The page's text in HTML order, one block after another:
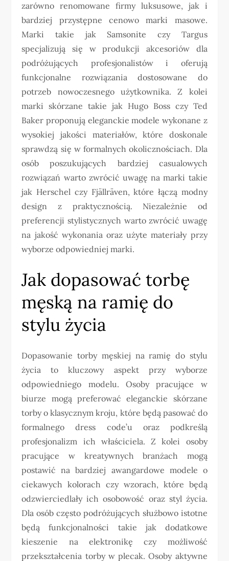
zarówno renomowane firmy luksusowe, jak i
bardziej przystępne cenowo marki masowe.
Marki takie jak Samsonite czy Targus
specjalizują się w produkcji akcesoriów dla
podróżujących profesjonalistów i oferują
funkcjonalne rozwiązania dostosowane do
potrzeb nowoczesnego użytkownika. Z kolei
marki skórzane takie jak Hugo Boss czy Ted
Baker proponują eleganckie modele wykonane z
wysokiej jakości materiałów, które doskonale
sprawdzą się w formalnych okolicznościach. Dla
osób poszukujących bardziej casualowych
rozwiązań warto zwrócić uwagę na marki takie
jak Herschel czy Fjällräven, które łączą modny
design z praktycznością. Niezależnie od
preferencji stylistycznych warto zwrócić uwagę
na jakość wykonania oraz użyte materiały przy
wyborze odpowiedniej marki.
Jak dopasować torbę
męską na ramię do
stylu życia
Dopasowanie torby męskiej na ramię do stylu
życia to kluczowy aspekt przy wyborze
odpowiedniego modelu. Osoby pracujące w
biurze mogą preferować eleganckie skórzane
torby o klasycznym kroju, które będą pasować do
formalnego dress code’u oraz podkreślą
profesjonalizm ich właściciela. Z kolei osoby
pracujące w kreatywnych branżach mogą
postawić na bardziej awangardowe modele o
ciekawych kolorach czy wzorach, które będą
odzwierciedlały ich osobowość oraz styl życia.
Dla osób często podróżujących służbowo istotne
będą funkcjonalności takie jak dodatkowe
kieszenie na elektronikę czy możliwość
przekształcenia torby w plecak. Osoby aktywne